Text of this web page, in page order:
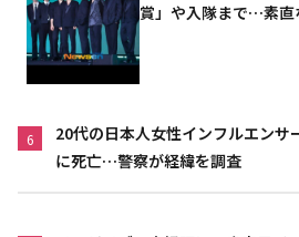
賞」や入隊まで…素直
6
20代の日本人女性インフルエンサ
に死亡…警察が経緯を調査